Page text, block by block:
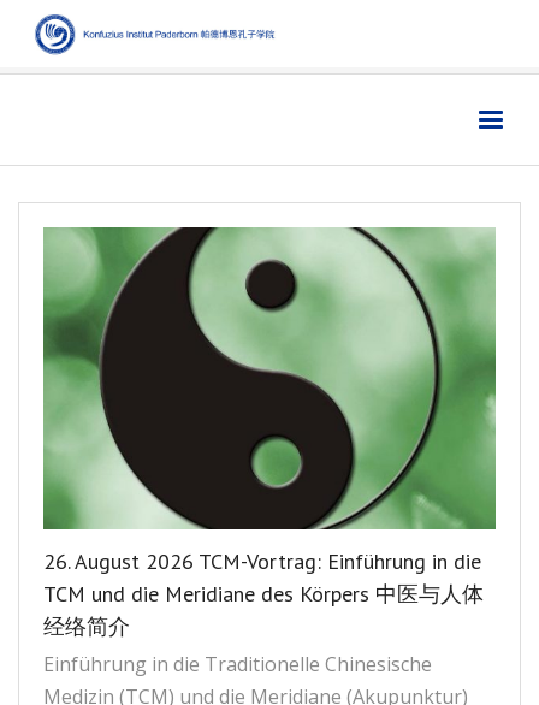
Institut学院
Aktuelles 新闻
Sprache语言
Kultur 文化
Digitales数字媒体
商业
Kontakt联系我们
26. August 2026 TCM-Vortrag: Einführung in die
TCM und die Meridiane des Körpers 中医与人体
经络简介
Einführung in die Traditionelle Chinesische
Medizin (TCM) und die Meridiane (Akupunktur)